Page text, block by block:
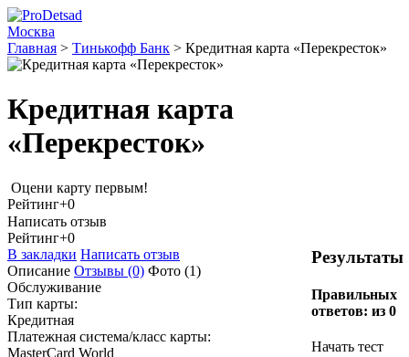
Москва
Главная > Тинькофф Банк > Кредитная карта «Перекресток»
Кредитная карта
«Перекресток»
Оцени карту первым!
Рейтинг+0
Написать отзыв
Результаты
Правильных
ответов: из 0
Начать тест
Рейтинг+0
В закладки Написать отзыв
Описание Отзывы (0) Фото (1)
Обслуживание
Тип карты:
Кредитная
Платежная система/класс карты:
MasterCard World